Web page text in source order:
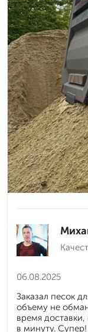
06.08.2025
Заказал песок
объему не
время
в минуту.